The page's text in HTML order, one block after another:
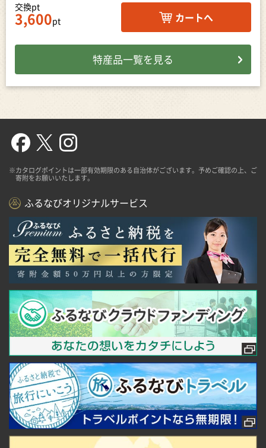
交換pt
3,600pt カートへ
特産品一覧を見る
※カタログポイントは一部有効期限のある自治体がございます。予めご確認の上、ご
寄附をお願いいたします。
ふるなびオリジナルサービス